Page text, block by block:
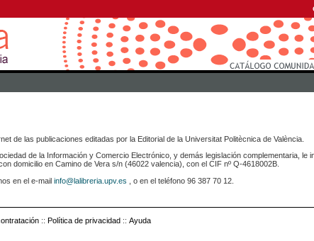
de las publicaciones editadas por la Editorial de la Universitat Politècnica de València.
de la Información y Comercio Electrónico, y demás legislación complementaria, le
domicilio en Camino de Vera s/n (46022 valencia), con el CIF nº Q-4618002B.
en el e-mail info@lalibreria.upv.es , o en el teléfono 96 387 70 12.
:: Política de privacidad :: Ayuda